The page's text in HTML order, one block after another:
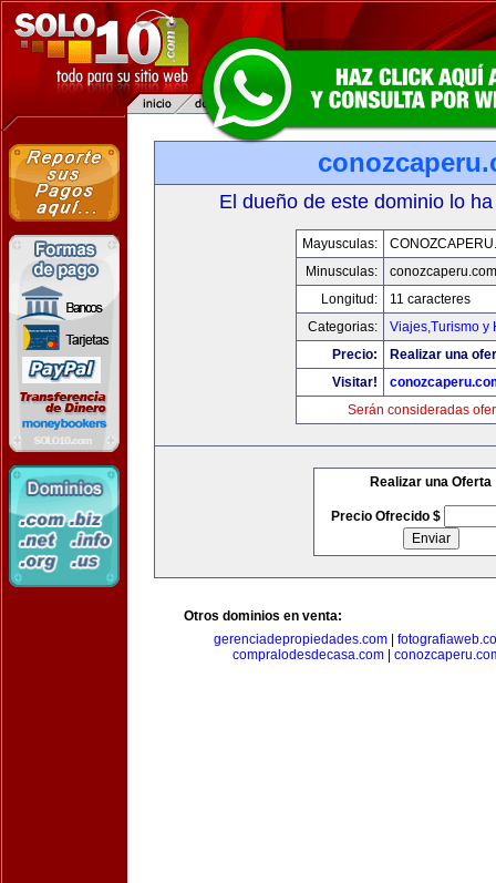
El dueño de este dominio lo
Mayusculas:
Minusculas:
conozcaperu.com
Longitud:
11 caracteres
Categorias:
Viajes,Turismo y
Precio:
Realizar una
Visitar!
Serán consideradas
Realizar una Oferta
Precio Ofrecido $
Otros dominios en venta:
gerenciadepropiedades.com|
compralodesdecasa.com